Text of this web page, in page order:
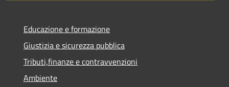
Educazione e formazione
Giustizia e sicurezza pubblica
Tributi,finanze e contravvenzioni
Ambiente